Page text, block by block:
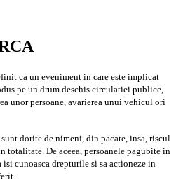
ca un eveniment in care este implicat
pe un drum deschis circulatiei publice,
unor persoane, avarierea unui vehicul ori
dorite de nimeni, din pacate, insa, riscul
De aceea, persoanele pagubite in
cunoasca drepturile si sa actioneze in